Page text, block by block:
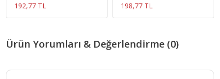
192,77 TL 198,77 TL
Ürün Yorumları & Değerlendirme (0)